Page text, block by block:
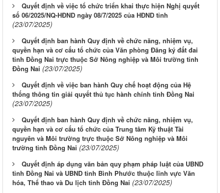
Quyết định về việc tổ chức triển khai thực hiện Nghị quyết
số 06/2025/NQ-HĐND ngày 08/7/2025 của HĐND tỉnh
(23/07/2025)
Quyết định ban hành Quy định về chức năng, nhiệm vụ,
quyền hạn và cơ cấu tổ chức của Văn phòng Đăng ký đất đai
tỉnh Đồng Nai trực thuộc Sở Nông nghiệp và Môi trường tỉnh
Đồng Nai (23/07/2025)
Quyết định về việc ban hành Quy chế hoạt động của Hệ
thống thông tin giải quyết thủ tục hành chính tỉnh Đồng Nai
(23/07/2025)
Quyết định ban hành Quy định về chức năng, nhiệm vụ,
quyền hạn và cơ cấu tổ chức của Trung tâm Kỹ thuật Tài
nguyên và Môi trường trực thuộc Sở Nông nghiệp và Môi
trường tỉnh Đồng Nai (23/07/2025)
Quyết định áp dụng văn bản quy phạm pháp luật của UBND
tỉnh Đồng Nai và UBND tỉnh Bình Phước thuộc lĩnh vực Văn
hóa, Thể thao và Du lịch tỉnh Đồng Nai (23/07/2025)